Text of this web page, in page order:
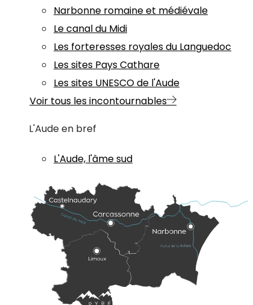
Narbonne romaine et médiévale
Le canal du Midi
Les forteresses royales du Languedoc
Les sites Pays Cathare
Les sites UNESCO de l'Aude
Voir tous les incontournables
L'Aude en bref
L'Aude, l'âme sud